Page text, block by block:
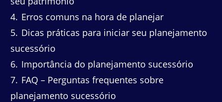
4 Erros comuns na hora de planejar
5 Dicas práticas para iniciar seu planejamento
sucessório
6 Importância do planejamento sucessório
7 FAQ – Perguntas frequentes sobre
planejamento sucessório